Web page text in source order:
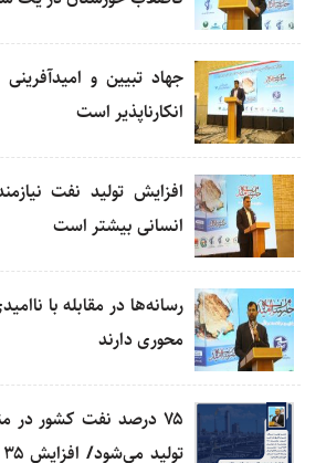
جهاد تبیین و
انکارناپذیر است
افزایش تولید نفت
انسانی بیشتر است
رسانه‌ها در مقابله با
محوری دارند
۷۵ درصد نفت کشور